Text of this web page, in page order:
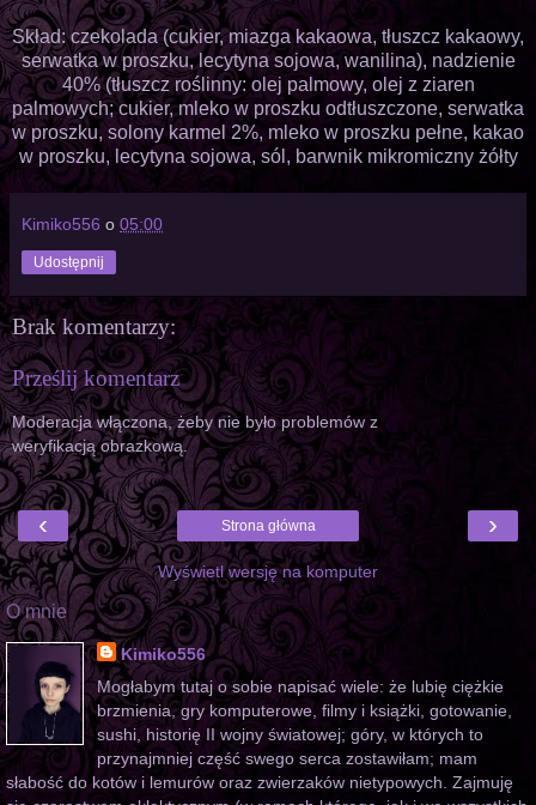
Skład: czekolada (cukier, miazga kakaowa, tłuszcz kakaowy,
serwatka w proszku, lecytyna sojowa, wanilina), nadzienie
40% (tłuszcz roślinny: olej palmowy, olej z ziaren
palmowych; cukier, mleko w proszku odtłuszczone, serwatka
w proszku, solony karmel 2%, mleko w proszku pełne, kakao
w proszku, lecytyna sojowa, sól, barwnik mikromiczny żółty
Kimiko556 o 05:00
Udostępnij
Brak komentarzy:
Prześlij komentarz
Moderacja włączona, żeby nie było problemów z
weryfikacją obrazkową.
‹ ›
Strona główna
Wyświetl wersję na komputer
O mnie
Kimiko556
Mogłabym tutaj o sobie napisać wiele: że lubię ciężkie
brzmienia, gry komputerowe, filmy i książki, gotowanie,
sushi, historię II wojny światowej; góry, w których to
przynajmniej część swego serca zostawiłam; mam
słabość do kotów i lemurów oraz zwierzaków nietypowych. Zajmuję